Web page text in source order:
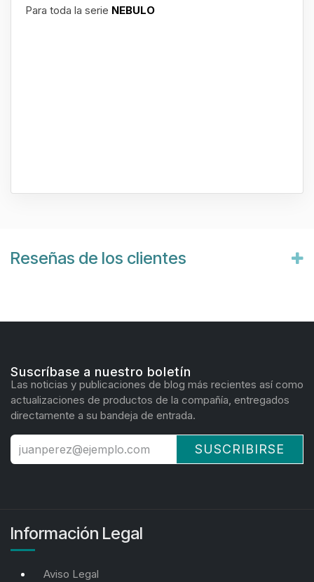
Para toda la serie NEBULO
Reseñas de los clientes
Suscríbase a nuestro boletín
Las noticias y publicaciones de blog más recientes así como
actualizaciones de productos de la compañía, entregados
directamente a su bandeja de entrada.
SUSCRIBIRSE
Información Legal
Aviso Legal